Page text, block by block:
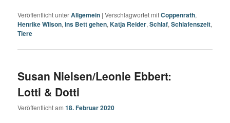
Veröffentlicht unterAllgemein |Verschlagwortet mitCoppenrath,
Henrike Wilson,ins Bett gehen,Katja Reider,Schlaf,Schlafenszeit,
Tiere
Susan Nielsen/Leonie Ebbert:
Lotti & Dotti
Veröffentlicht am18. Februar 2020